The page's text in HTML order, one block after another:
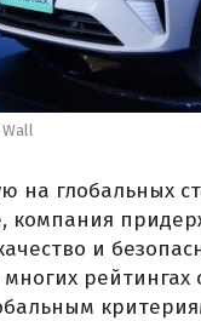
на глобальных
компания
и
рейтингах